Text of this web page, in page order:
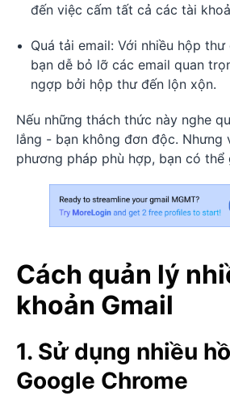
đến việc cấm tất cả các tài
Quá tải email: Với nhiều hộp thư
bạn dễ bỏ lỡ các email quan
ngợp bởi hộp thư đến lộn xộn.
Nếu những thách thức này nghe
lắng - bạn không đơn độc. Nhưng
phương pháp phù hợp, bạn có thể
Cách quản lý
khoản Gmail
1. Sử dụng nhiều
Google Chrome